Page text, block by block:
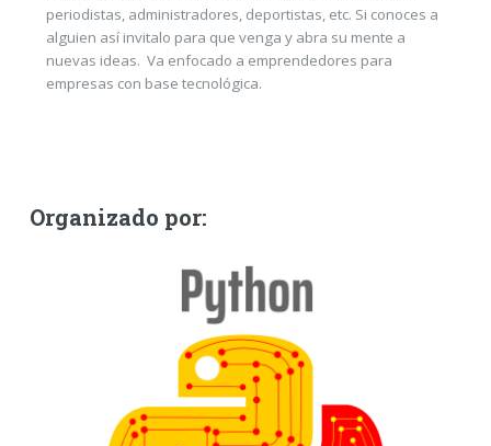
periodistas, administradores, deportistas, etc. Si conoces a
alguien así invitalo para que venga y abra su mente a
nuevas ideas. Va enfocado a emprendedores para
empresas con base tecnológica.
Organizado por: